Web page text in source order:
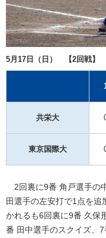
5月17日（日） 【2回戦】
共栄大
東京国際大
2回裏に9番 角戸選手の
田選手の左安打で1点を
かれるも6回裏に9番 久保
番 田中選手のスクイズ、